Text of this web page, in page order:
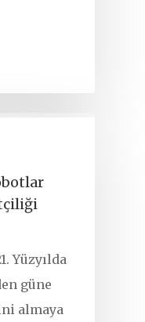
Yüzyılda
güne
almaya